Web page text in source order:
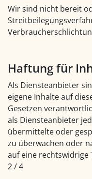
Wir sind nicht bereit
Haftung für
Als Diensteanbieter
eigene Inhalte auf
Gesetzen
als Diensteanbieter
übermittelte oder
zu überwachen oder
auf eine rechtswidrige
2 / 4